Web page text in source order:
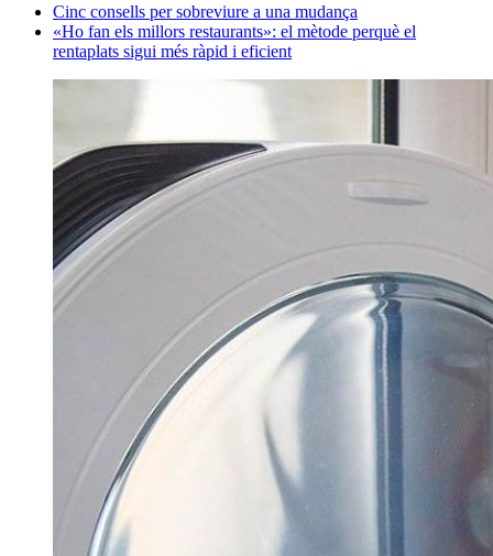
Cinc consells per sobreviure a una mudança
«Ho fan els millors restaurants»: el mètode perquè el
rentaplats sigui més ràpid i eficient